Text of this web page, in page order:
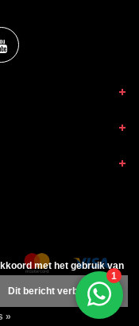
met het gebruik van
Dit bericht verbergen
»